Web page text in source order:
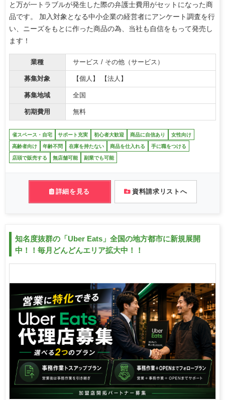
と万が一トラブルが発生した際の弁護士費用がセットになった商
品です。 加入対象となる中小企業の経営者にアンケート調査を行
い、ニーズをもとに作った商品の為、当社も自信をもって発売し
ます！
業種 サービス / その他（サービス）
募集対象 【個人】 【法人】
募集地域 全国
初期費用 無料
省スペース・自宅 サポート充実 初心者大歓迎 商品に自信あり 女性向け
高齢者向け 年齢不問 在庫を持たない 商品を仕入れる 手に職をつける
店頭で販売する 無店舗可能 副業でも可能
詳細を見る 資料請求リストへ
知名度抜群の「Uber Eats」全国の地方都市に新規展開
中！！毎月どんどんエリア拡大中！！